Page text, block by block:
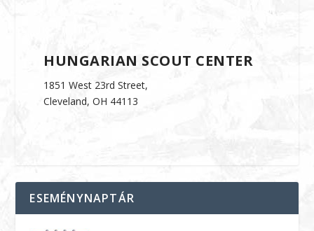
HUNGARIAN SCOUT CENTER
1851 West 23rd Street,
Cleveland, OH 44113
ESEMÉNYNAPTÁR